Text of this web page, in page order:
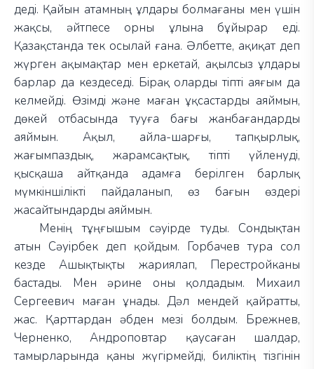
деді. Қайын атамның ұлдары болмағаны мен үшін
жақсы, әйтпесе орны ұлына бұйырар еді.
Қазақстанда тек осылай ғана. Әлбетте, ақиқат деп
жүрген ақымақтар мен еркетай, ақылсыз ұлдары
барлар да кездеседі. Бірақ оларды тіпті аяғым да
келмейді. Өзімді және маған ұқсастарды аяймын,
дөкей отбасында тууға бағы жанбағандарды
аяймын. Ақыл, айла-шарғы, тапқырлық,
жағымпаздық, жарамсақтық, тіпті үйленуді,
қысқаша айтқанда адамға берілген барлық
мүмкіншілікті пайдаланып, өз бағын өздері
жасайтындарды аяймын.
Менің тұңғышым сәуірде туды. Сондықтан
атын Сәуірбек деп қойдым. Горбачев тура сол
кезде Ашықтықты жариялап, Перестройканы
бастады. Мен әрине оны қолдадым. Михаил
Сергеевич маған ұнады. Дәл мендей қайратты,
жас. Қарттардан әбден мезі болдым. Брежнев,
Черненко, Андроповтар қаусаған шалдар,
тамырларында қаны жүгірмейді, биліктің тізгінін